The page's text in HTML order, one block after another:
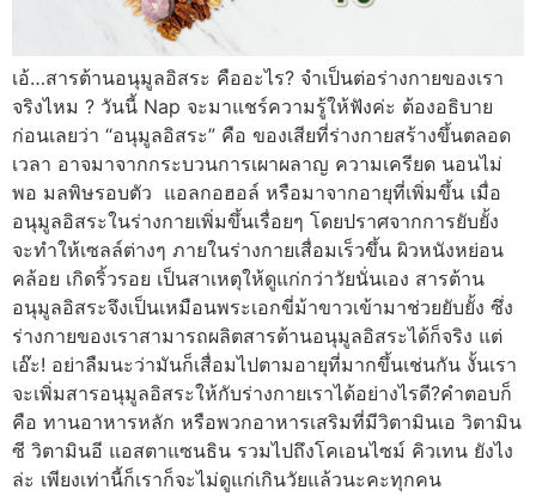
เอ้…สารต้านอนุมูลอิสระ คืออะไร? จำเป็นต่อร่างกายของเรา
จริงไหม ? วันนี้ Nap จะมาแชร์ความรู้ให้ฟังค่ะ ต้องอธิบาย
ก่อนเลยว่า “อนุมูลอิสระ” คือ ของเสียที่ร่างกายสร้างขึ้นตลอด
เวลา อาจมาจากกระบวนการเผาผลาญ ความเครียด นอนไม่
พอ มลพิษรอบตัว แอลกอฮอล์ หรือมาจากอายุที่เพิ่มขึ้น เมื่อ
อนุมูลอิสระในร่างกายเพิ่มขึ้นเรื่อยๆ โดยปราศจากการยับยั้ง
จะทำให้เซลล์ต่างๆ ภายในร่างกายเสื่อมเร็วขึ้น ผิวหนังหย่อน
คล้อย เกิดริ้วรอย เป็นสาเหตุให้ดูแก่กว่าวัยนั่นเอง สารต้าน
อนุมูลอิสระจึงเป็นเหมือนพระเอกขี่ม้าขาวเข้ามาช่วยยับยั้ง ซึ่ง
ร่างกายของเราสามารถผลิตสารต้านอนุมูลอิสระได้ก็จริง แต่
เอ๊ะ! อย่าลืมนะว่ามันก็เสื่อมไปตามอายุที่มากขึ้นเช่นกัน งั้นเรา
จะเพิ่มสารอนุมูลอิสระให้กับร่างกายเราได้อย่างไรดี?คำตอบก็
คือ ทานอาหารหลัก หรือพวกอาหารเสริมที่มีวิตามินเอ วิตามิน
ซี วิตามินอี แอสตาแซนธิน รวมไปถึงโคเอนไซม์ คิวเทน ยังไง
ล่ะ เพียงเท่านี้ก็เราก็จะไม่ดูแก่เกินวัยแล้วนะคะทุกคน